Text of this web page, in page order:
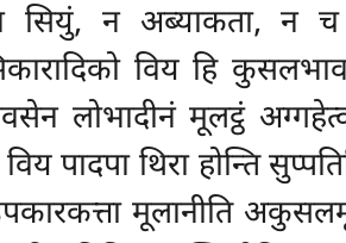
सियुं, न अब्याकता, न
विय हि
लोभादीनं मूलट्ठं
पादपा थिरा होन्ति
मूलानीति